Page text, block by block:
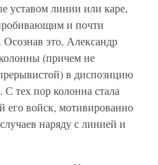
уставом линии или каре,
и почти
это, Александр
(причем не
в диспозицию
тех пор колонна стала
его войск, мотивированно
наряду с линией и